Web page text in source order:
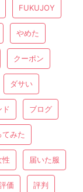
FUKUJOY
やめた
クーポン
ダサい
ド ブログ
てみた
性 届いた服
価 評判